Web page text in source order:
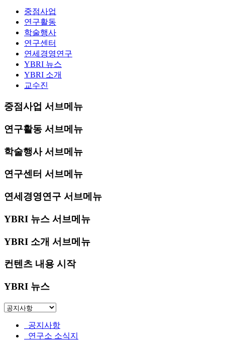
중점사업
연구활동
학술행사
연구센터
연세경영연구
YBRI 뉴스
YBRI 소개
교수진
중점사업 서브메뉴
연구활동 서브메뉴
학술행사 서브메뉴
연구센터 서브메뉴
연세경영연구 서브메뉴
YBRI 뉴스 서브메뉴
YBRI 소개 서브메뉴
컨텐츠 내용 시작
YBRI 뉴스
공지사항
연구소 소식지